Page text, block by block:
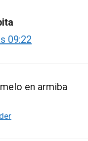
09:22
en armiba